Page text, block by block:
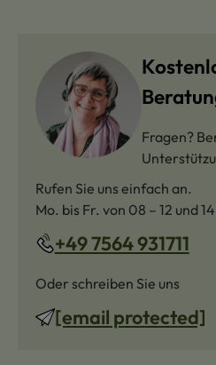
Fragen?
Rufen Sie uns einfach an.
Mo. bis Fr. von 08 – 12 und
+49 7564 931711
Oder schreiben Sie uns
[email protected]